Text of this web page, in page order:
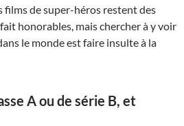
films de super-héros restent des
honorables, mais chercher à y voir
le monde est faire insulte à la
A ou de série B, et